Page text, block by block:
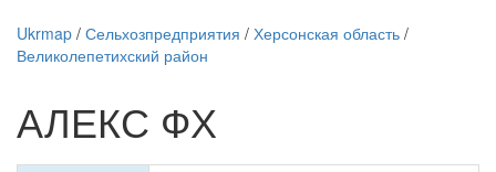
Ukrmap / Сельхозпредприятия / Херсонская область /
Великолепетихский район
АЛЕКС ФХ